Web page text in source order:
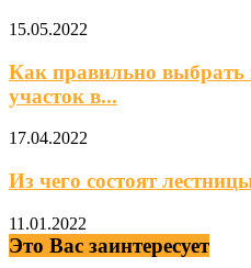
15.05.2022
Как правильно выбрать
участок в...
17.04.2022
Из чего состоят
11.01.2022
Это Вас заинтересует